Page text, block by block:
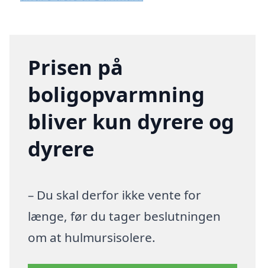
Prisen på
boligopvarmning
bliver kun dyrere og
dyrere
– Du skal derfor ikke vente for
længe, før du tager beslutningen
om at hulmursisolere.